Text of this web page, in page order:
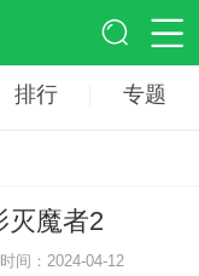
排行 专题
灭魔者2
间：2024-04-12